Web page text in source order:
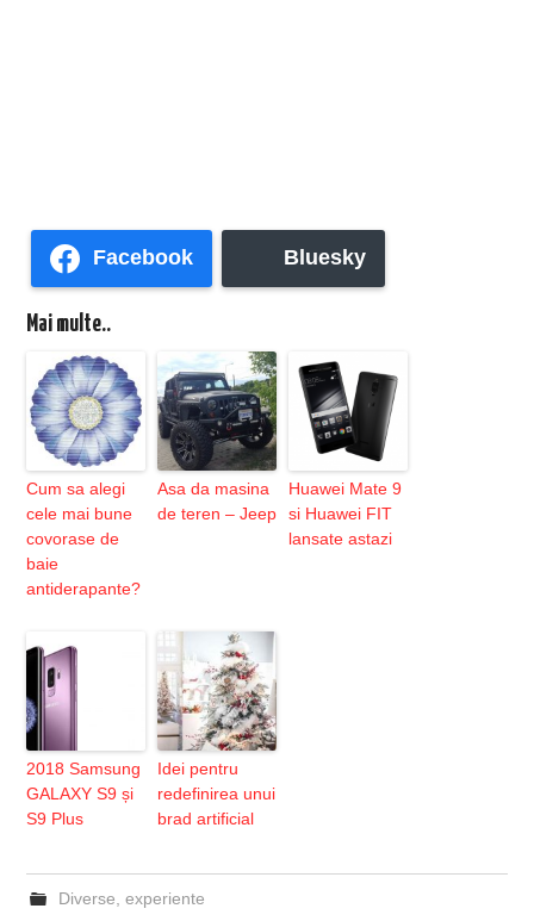
Facebook Bluesky
Mai multe..
Cum sa alegi
cele mai bune
covorase de
baie
antiderapante?
Asa da masina
de teren – Jeep
Huawei Mate 9
si Huawei FIT
lansate astazi
2018 Samsung
GALAXY S9 și
S9 Plus
Idei pentru
redefinirea unui
brad artificial
Diverse experiente